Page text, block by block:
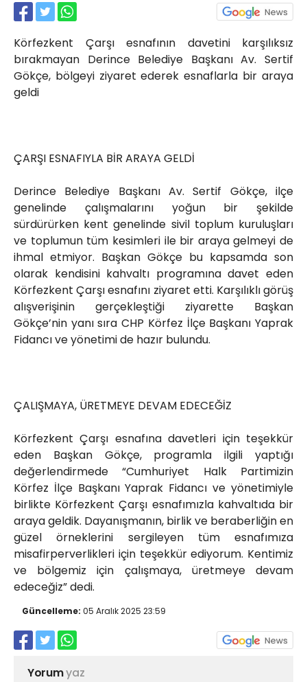
Körfezkent Çarşı esnafının davetini karşılıksız
bırakmayan Derince Belediye Başkanı Av. Sertif
Gökçe, bölgeyi ziyaret ederek esnaflarla bir araya
geldi
ÇARŞI ESNAFIYLA BİR ARAYA GELDİ
Derince Belediye Başkanı Av. Sertif Gökçe, ilçe
genelinde çalışmalarını yoğun bir şekilde
sürdürürken kent genelinde sivil toplum kuruluşları
ve toplumun tüm kesimleri ile bir araya gelmeyi de
ihmal etmiyor. Başkan Gökçe bu kapsamda son
olarak kendisini kahvaltı programına davet eden
Körfezkent Çarşı esnafını ziyaret etti. Karşılıklı görüş
alışverişinin gerçekleştiği ziyarette Başkan
Gökçe’nin yanı sıra CHP Körfez İlçe Başkanı Yaprak
Fidancı ve yönetimi de hazır bulundu.
ÇALIŞMAYA, ÜRETMEYE DEVAM EDECEĞİZ
Körfezkent Çarşı esnafına davetleri için teşekkür
eden Başkan Gökçe, programla ilgili yaptığı
değerlendirmede “Cumhuriyet Halk Partimizin
Körfez İlçe Başkanı Yaprak Fidancı ve yönetimiyle
birlikte Körfezkent Çarşı esnafımızla kahvaltıda bir
araya geldik. Dayanışmanın, birlik ve beraberliğin en
güzel örneklerini sergileyen tüm esnafımıza
misafirperverlikleri için teşekkür ediyorum. Kentimiz
ve bölgemiz için çalışmaya, üretmeye devam
edeceğiz” dedi.
Güncelleme: 05 Aralık 2025 23:59
Yorumyaz
Akkavaklar Caddesi No:17/4 İzmit-
KOCAELİ
kocaelisokak@gmail.com